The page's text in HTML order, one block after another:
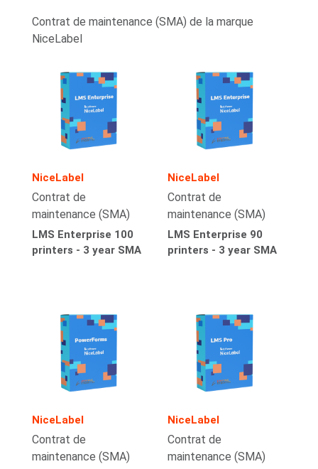
Contrat de maintenance (SMA) de la marque
NiceLabel
NiceLabel
Contrat de
maintenance (SMA)
LMS Enterprise 100
printers - 3 year SMA
NiceLabel
Contrat de
maintenance (SMA)
LMS Enterprise 90
printers - 3 year SMA
NiceLabel
Contrat de
maintenance (SMA)
NiceLabel
Contrat de
maintenance (SMA)